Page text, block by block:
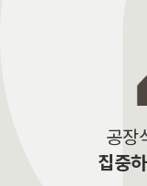
공장
집중